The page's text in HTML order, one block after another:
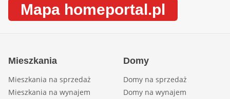
Mapa homeportal.pl
Mieszkania
Mieszkania na sprzedaż
Mieszkania na wynajem
Domy
Domy na sprzedaż
Domy na wynajem